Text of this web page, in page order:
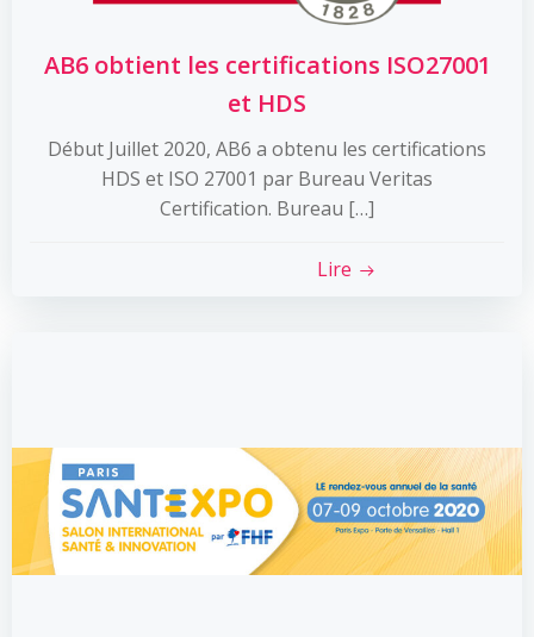
AB6 obtient les certifications ISO27001
et HDS
Début Juillet 2020, AB6 a obtenu les certifications
HDS et ISO 27001 par Bureau Veritas
Certification. Bureau […]
Lire